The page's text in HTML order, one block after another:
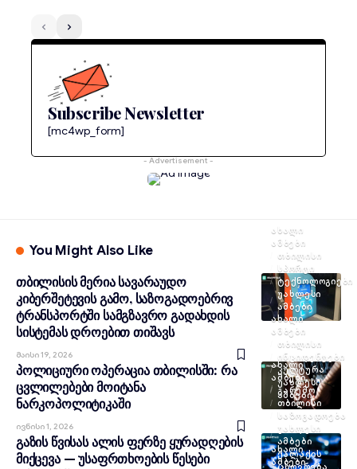
Subscribe Newsletter
[mc4wp_form]
- Advertisement -
You Might Also Like
ᲐᲮᲐᲚᲘ
ᲐᲛᲑᲔᲑᲘ
ᲗᲑᲘᲚᲘᲡᲘ
ᲡᲞᲝᲠᲢᲘ
ᲢᲔᲥᲜᲝᲚᲝᲒᲘᲔᲑᲘ
ᲣᲐᲮᲚᲔᲡᲘ
ᲐᲛᲑᲔᲑᲘ
თბილისის მერია სავარაუდო
კიბერშეტევის გამო, საზოგადოებრივ
ტრანსპორტში სამგზავრო გადახდის
სისტემას დროებით თიშავს
Მაისი 19, 2026
ᲐᲮᲐᲚᲘ
ᲐᲛᲑᲔᲑᲘ
ᲗᲑᲘᲚᲘᲡᲘ
ᲘᲜᲪᲘᲓᲔᲜᲢᲔᲑᲘ
ᲙᲣᲚᲢᲣᲠᲐ
ᲣᲐᲮᲚᲔᲡᲘ
ᲐᲛᲑᲔᲑᲘ
პოლიციური ოპერაცია თბილისში: რა
ცვლილებები მოიტანა
ნარკოპოლიტიკაში
Ივნისი 1, 2026
ᲐᲮᲐᲚᲘ
ᲐᲛᲑᲔᲑᲘ
ᲒᲐᲠᲔᲛᲝ
ᲗᲑᲘᲚᲘᲡᲘ
ᲡᲐᲖᲝᲒᲐᲓᲝᲔᲑᲐ
ᲣᲐᲮᲚᲔᲡᲘ
ᲐᲛᲑᲔᲑᲘ
ᲥᲐᲚᲐᲥᲘᲡ
ᲪᲮᲝᲕᲠᲔᲑᲐ
გაზის წვისას ალის ფერზე ყურადღების
მიქცევა — უსაფრთხოების წესები
ᲐᲮᲐᲚᲘ
ᲐᲛᲑᲔᲑᲘ